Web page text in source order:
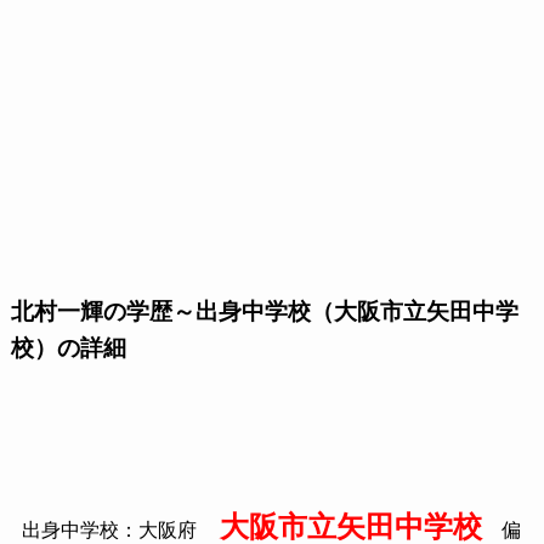
北村一輝の学歴～出身中学校（大阪市立矢田中学
校）の詳細
出身中学校：大阪府 大阪市立矢田中学校偏